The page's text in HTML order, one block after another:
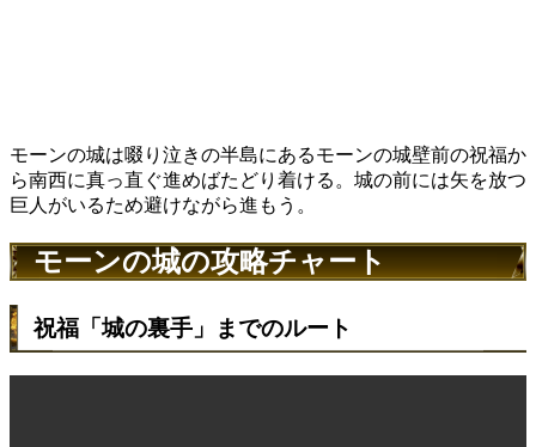
モーンの城は啜り泣きの半島にあるモーンの城壁前の祝福か
ら南西に真っ直ぐ進めばたどり着ける。城の前には矢を放つ
巨人がいるため避けながら進もう。
モーンの城の攻略チャート
祝福「城の裏手」までのルート